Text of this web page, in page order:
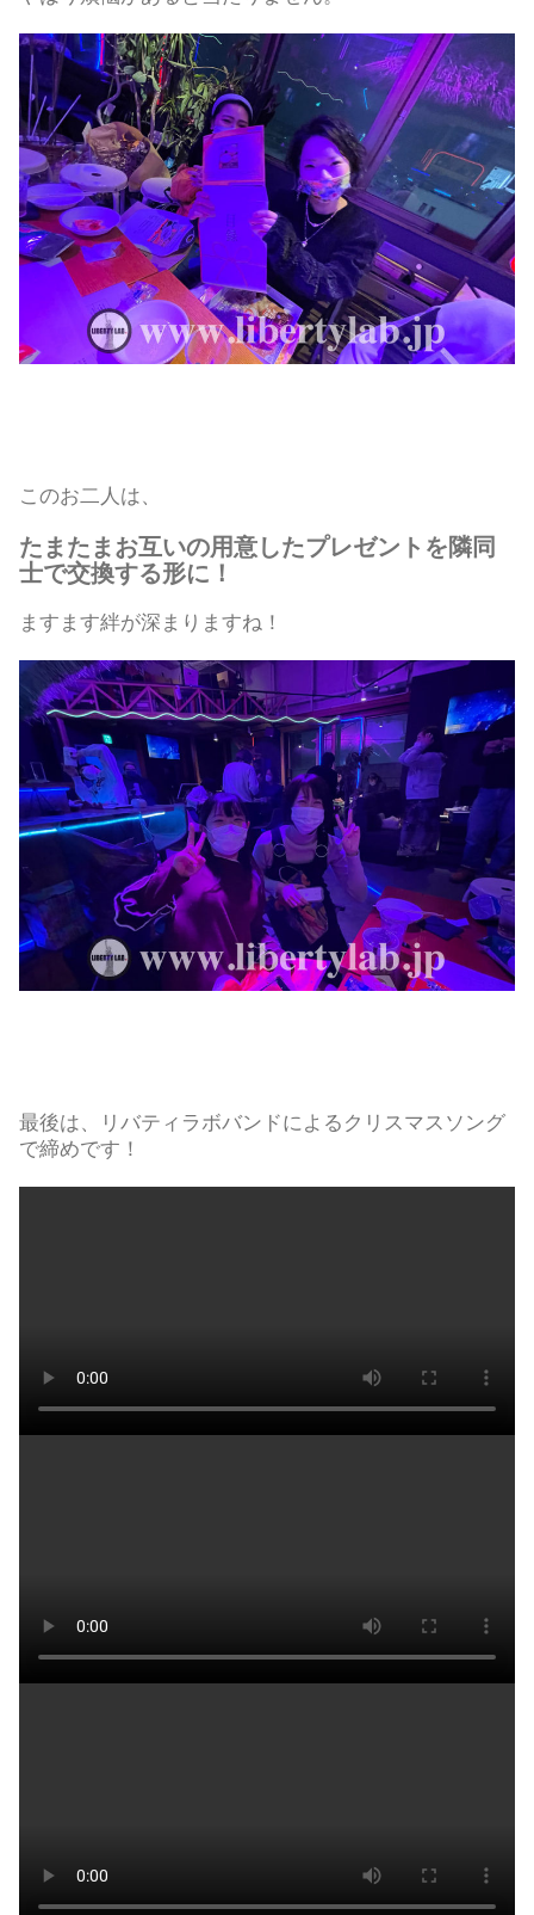
このお二人は、
たまたまお互いの用意したプレゼントを隣同
士で交換する形に！
ますます絆が深まりますね！
最後は、リバティラボバンドによるクリスマスソング
で締めです！